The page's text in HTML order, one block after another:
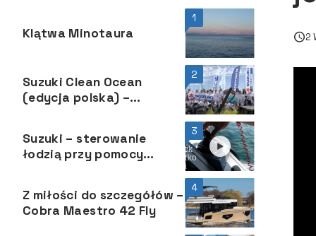
2
1
Klątwa Minotaura
2
Suzuki Clean Ocean
(edycja polska) –
3
Suzuki – sterowanie
łodzią przy pomocy
4
Z miłości do szczegółów –
Cobra Maestro 42 Fly